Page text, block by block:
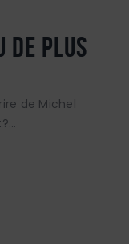
de plus
de Michel